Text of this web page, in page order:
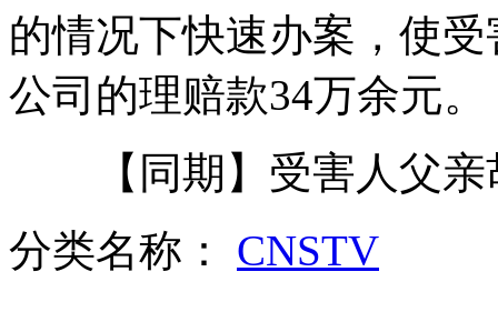
伊称新一轮核谈判取决于西方
山西运城恶犬咬伤多人 警民合力深夜将其击毙
的情况下快速办案，使
公司的理赔款34万余元。
【同期】受害人父亲
分类名称： CNSTV